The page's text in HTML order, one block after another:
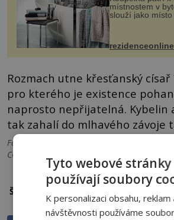
místnostem v
slouží jako
odpočinek.
ručníky, osušky a
mohou jako
proutku...
Rozmach utne křesťanský císař
pro kterého je existence
naprosto nepřijatelná. Kybelin
tak zahalí do mlhavého závoje
Foto: Viz popisky. Titulní foto: Zeynel Cebeci/
CC BY-SA 4.0
Štítky: antika bakchanálie
Tyto webové stránky
používají soubory
K personalizaci obsahu, reklam
návštěvnosti používáme